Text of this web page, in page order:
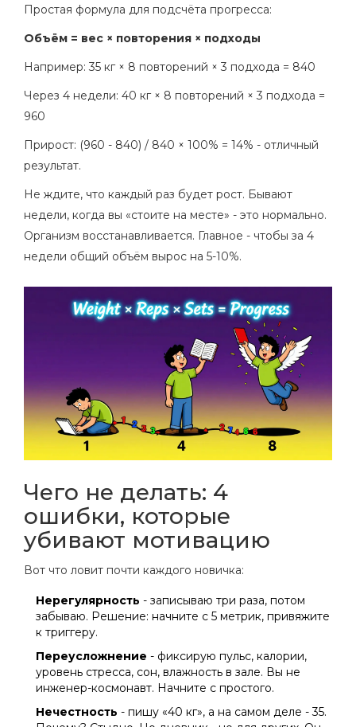
Простая формула для подсчёта прогресса:
Объём = вес × повторения × подходы
Например: 35 кг × 8 повторений × 3 подхода = 840
Через 4 недели: 40 кг × 8 повторений × 3 подхода =
960
Прирост: (960 - 840) / 840 × 100% = 14% - отличный
результат.
Не ждите, что каждый раз будет рост. Бывают
недели, когда вы «стоите на месте» - это нормально.
Организм восстанавливается. Главное - чтобы за 4
недели общий объём вырос на 5-10%.
Чего не делать: 4
ошибки, которые
убивают мотивацию
Вот что ловит почти каждого новичка:
Нерегулярность - записываю три раза, потом
забываю. Решение: начните с 5 метрик, привяжите
к триггеру.
Переусложнение - фиксирую пульс, калории,
уровень стресса, сон, влажность в зале. Вы не
инженер-космонавт. Начните с простого.
Нечестность - пишу «40 кг», а на самом деле - 35.